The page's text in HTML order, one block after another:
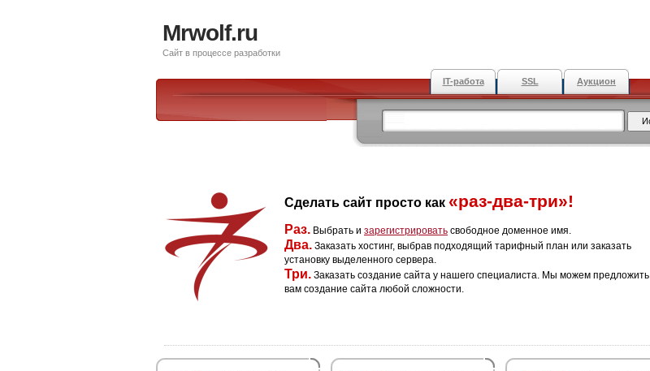
Mrwolf.ru
Сайт в процессе разработки
IT-работа SSL Аукцион
Сделать сайт просто как «раз-два-три»!
Раз. Выбрать и зарегистрировать свободное доменное имя.
Два. Заказать хостинг, выбрав подходящий тарифный план или заказать
установку выделенного сервера.
Три. Заказать создание сайта у нашего специалиста. Мы можем предложить
вам создание сайта любой сложности.